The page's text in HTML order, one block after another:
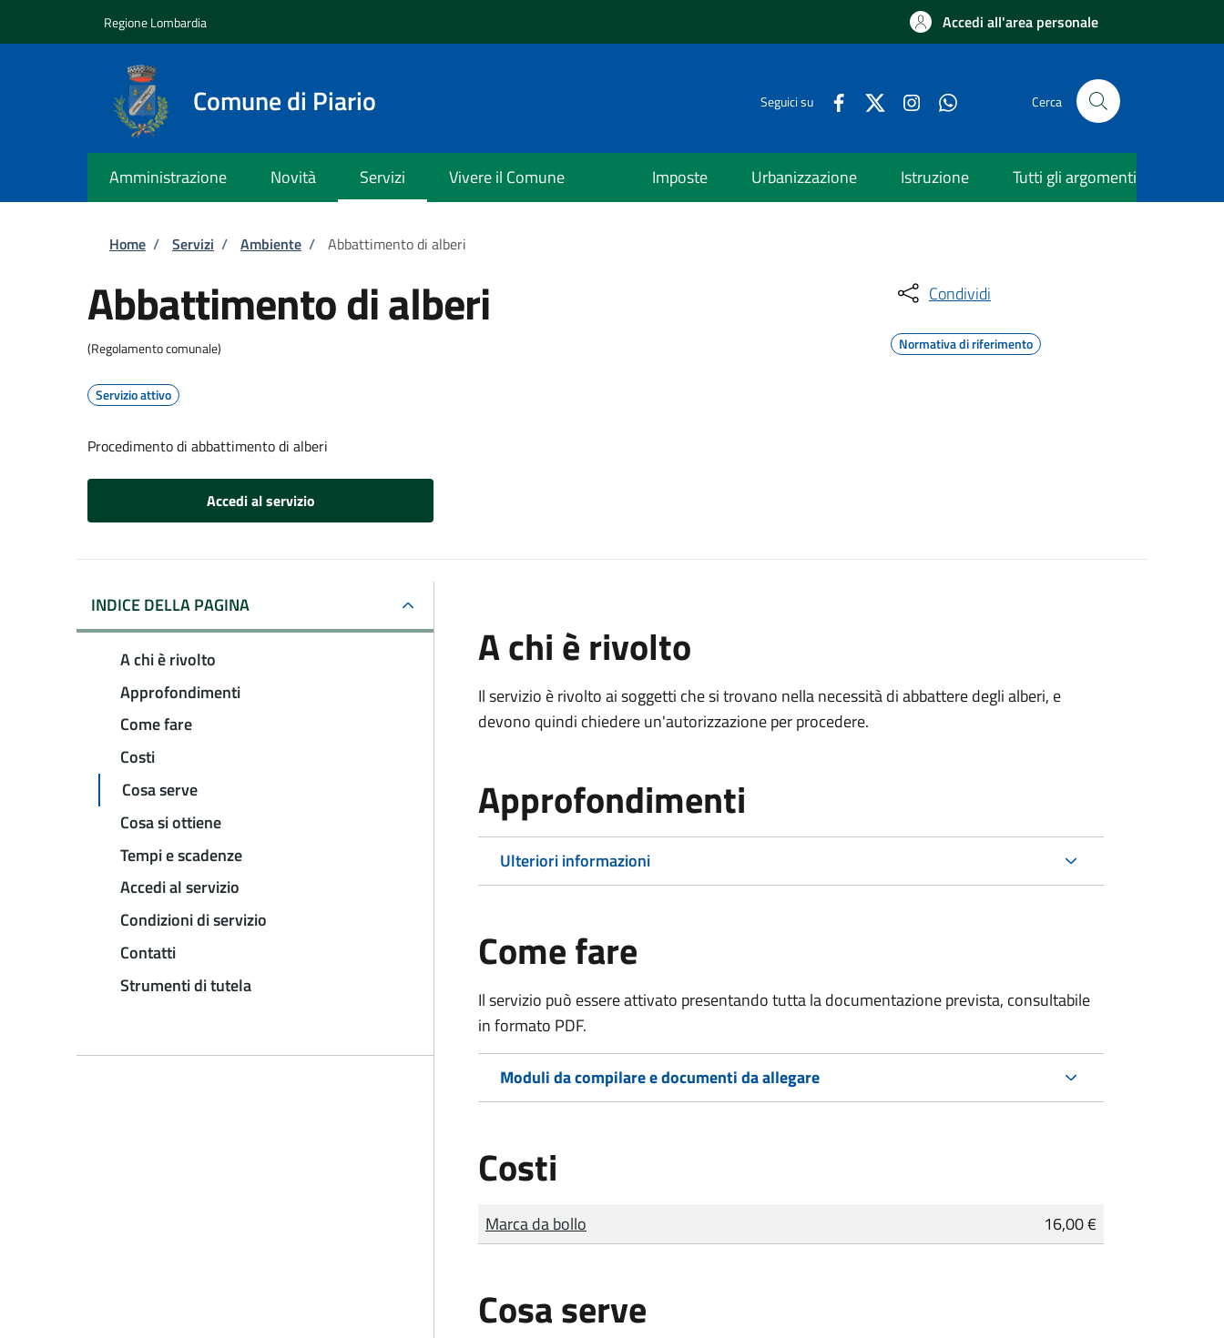
Regione Lombardia Accedi all'area personale
Comune di Piario Seguici su Cerca
Amministrazione Novità Servizi Vivere il Comune Imposte Urbanizzazione Istruzione Tutti gli argomenti
Briciole di pane
Home / Servizi / Ambiente / Abbattimento di alberi
Abbattimento di alberi
(Regolamento comunale)
Servizio attivo
Procedimento di abbattimento di alberi
Accedi al servizio
Condividi
Normativa di riferimento
INDICE DELLA PAGINA
A chi è rivolto
Approfondimenti
Come fare
Costi
Cosa serve
Cosa si ottiene
Tempi e scadenze
Accedi al servizio
Condizioni di servizio
Contatti
Strumenti di tutela
A chi è rivolto
Il servizio è rivolto ai soggetti che si trovano nella necessità di abbattere degli alberi, e
devono quindi chiedere un'autorizzazione per procedere.
Approfondimenti
Ulteriori informazioni
Come fare
Il servizio può essere attivato presentando tutta la documentazione prevista, consultabile
in formato PDF.
Moduli da compilare e documenti da allegare
Costi
Tipo di pagamento
Importo
Marca da bollo 16,00 €
Cosa serve